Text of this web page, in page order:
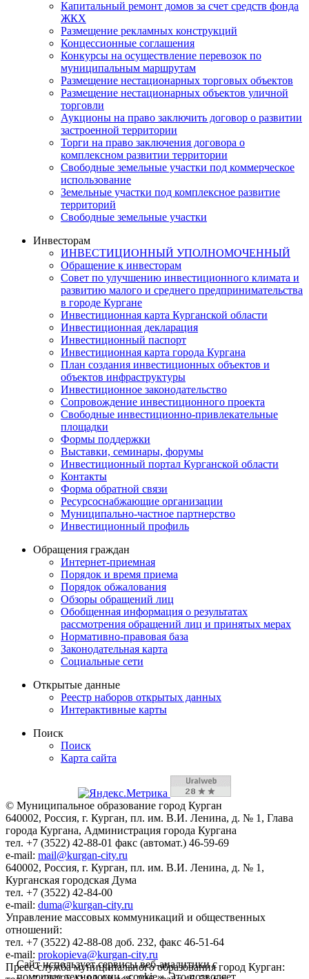
Капитальный ремонт домов за счет средств фонда
ЖКХ
Размещение рекламных конструкций
Концессионные соглашения
Конкурсы на осуществление перевозок по
муниципальным маршрутам
Размещение нестационарных торговых объектов
Размещение нестационарных объектов уличной
торговли
Аукционы на право заключить договор о развитии
застроенной территории
Торги на право заключения договора о
комплексном развитии территории
Свободные земельные участки под коммерческое
использование
Земельные участки под комплексное развитие
территорий
Свободные земельные участки
Инвесторам
ИНВЕСТИЦИОННЫЙ УПОЛНОМОЧЕННЫЙ
Обращение к инвесторам
Совет по улучшению инвестиционного климата и
развитию малого и среднего предпринимательства
в городе Кургане
Инвестиционная карта Курганской области
Инвестиционная декларация
Инвестиционный паспорт
Инвестиционная карта города Кургана
План создания инвестиционных объектов и
объектов инфраструктуры
Инвестиционное законодательство
Сопровождение инвестиционного проекта
Свободные инвестиционно-привлекательные
площадки
Формы поддержки
Выставки, семинары, форумы
Инвестиционный портал Курганской области
Контакты
Форма обратной связи
Ресурсоснабжающие организации
Муниципально-частное партнерство
Инвестиционный профиль
Обращения граждан
Интернет-приемная
Порядок и время приема
Порядок обжалования
Обзоры обращений лиц
Обобщенная информация о результатах
рассмотрения обращений лиц и принятых мерах
Нормативно-правовая база
Законодательная карта
Социальные сети
Открытые данные
Реестр наборов открытых данных
Интерактивные карты
Поиск
Поиск
Карта сайта
© Муниципальное образование город Курган
640002, Россия, г. Курган, пл. им. В.И. Ленина, д. № 1, Глава
города Кургана, Администрация города Кургана
тел. +7 (3522) 42-88-01 факс (автомат.) 46-59-69
e-mail: mail@kurgan-city.ru
640002, Россия, г. Курган, пл. им. В.И. Ленина, д. № 1,
Курганская городская Дума
тел. +7 (3522) 42-84-00
e-mail: duma@kurgan-city.ru
Управление массовых коммуникаций и общественных
отношений:
тел. +7 (3522) 42-88-08 доб. 232, факс 46-51-64
e-mail: prokopieva@kurgan-city.ru
Пресс-служба муниципального образования город Курган:
Сайт использует сервисы веб-аналитики с
помощью технологии «cookie». Это позволяет